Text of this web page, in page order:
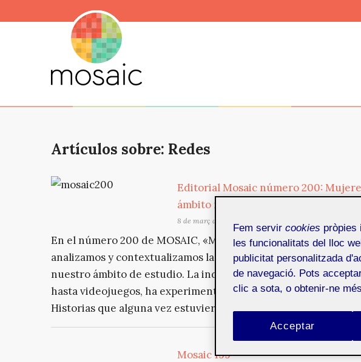
Artículos sobre: Redes
Editorial Mosaic número 200:
ámbito multimedia
8 de març de 2024
En el número 200 de MOSAIC, «Mujeres: visión y
analizamos y contextualizamos las aportaciones de las
nuestro ámbito de estudio. La industria multimedia, que
hasta videojuegos, ha experimentado una transformación
Historias que alguna vez estuvieron dominadas por voces ma...
Mosaic 199
Fem servir cookies pròpies
les funcionalitats del lloc
publicitat personalitzada
de navegació. Pots
clic a sota, o obtenir-ne
Acceptar